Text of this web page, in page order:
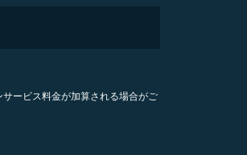
ービス料金が加算される場合がご